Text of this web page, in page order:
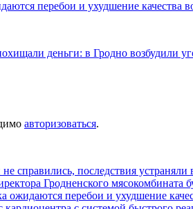
перебои и ухудшение качества
деньги: в Гродно возбудили
авторизоваться.
справились, последствия устраняли
Гродненского мясокомбината
ожидаются перебои и ухудшение